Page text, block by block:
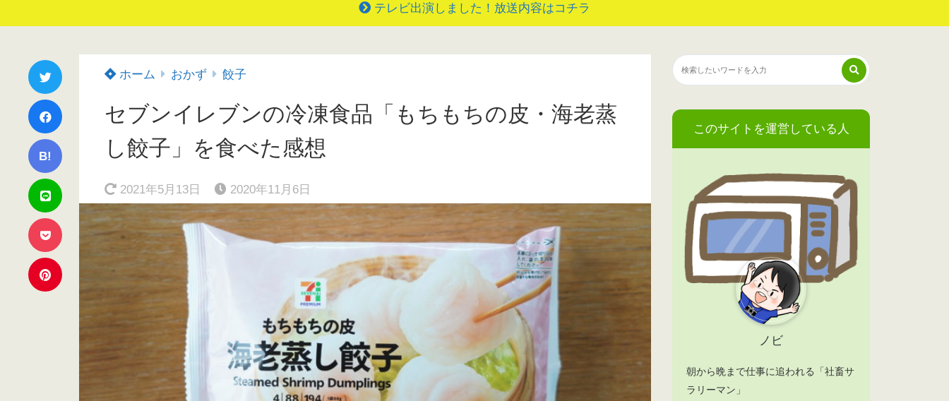
テレビ出演しました！放送内容はコチラ
B!
ホーム おかず 餃子
セブンイレブンの冷凍食品「もちもちの皮・海老蒸
し餃子」を食べた感想
2021年5月13日 2020年11月6日
このサイトを運営している人
ノビ
朝から晩まで仕事に追われる「社畜サ
ラリーマン」